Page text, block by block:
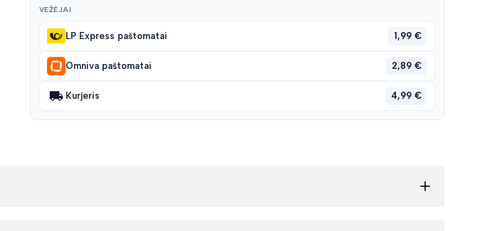
VEŽĖJAI
LP Express paštomatai 1,99 €
Omniva paštomatai 2,89 €
Kurjeris 4,99 €